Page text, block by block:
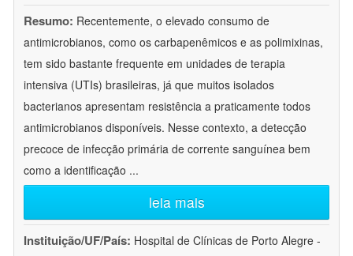
Resumo: Recentemente, o elevado consumo de
antimicrobianos, como os carbapenêmicos e as polimixinas,
tem sido bastante frequente em unidades de terapia
intensiva (UTIs) brasileiras, já que muitos isolados
bacterianos apresentam resistência a praticamente todos
antimicrobianos disponíveis. Nesse contexto, a detecção
precoce de infecção primária de corrente sanguínea bem
como a identificação ...
leia mais
Instituição/UF/País: Hospital de Clínicas de Porto Alegre -